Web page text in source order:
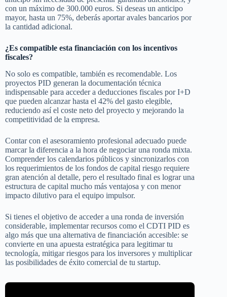
con un máximo de 300.000 euros. Si deseas un anticipo
mayor, hasta un 75%, deberás aportar avales bancarios por
la cantidad adicional.
¿Es compatible esta financiación con los incentivos
fiscales?
No solo es compatible, también es recomendable. Los
proyectos PID generan la documentación técnica
indispensable para acceder a deducciones fiscales por I+D
que pueden alcanzar hasta el 42% del gasto elegible,
reduciendo así el coste neto del proyecto y mejorando la
competitividad de la empresa.
Contar con el asesoramiento profesional adecuado puede
marcar la diferencia a la hora de negociar una ronda mixta.
Comprender los calendarios públicos y sincronizarlos con
los requerimientos de los fondos de capital riesgo requiere
gran atención al detalle, pero el resultado final es lograr una
estructura de capital mucho más ventajosa y con menor
impacto dilutivo para el equipo impulsor.
Si tienes el objetivo de acceder a una ronda de inversión
considerable, implementar recursos como el CDTI PID es
algo más que una alternativa de financiación accesible: se
convierte en una apuesta estratégica para legitimar tu
tecnología, mitigar riesgos para los inversores y multiplicar
las posibilidades de éxito comercial de tu startup.